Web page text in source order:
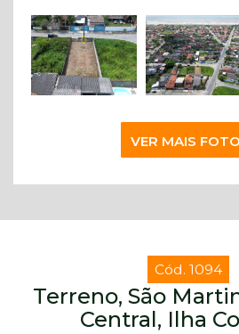
VER MAIS
Cód. 1094
Terreno, São
Central, Ilha